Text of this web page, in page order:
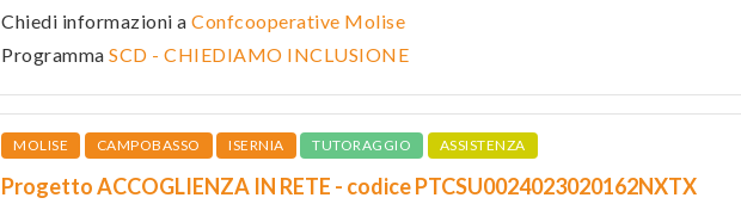
Chiedi informazioni a Confcooperative Molise
Programma SCD - CHIEDIAMO INCLUSIONE
MOLISE CAMPOBASSO ISERNIA TUTORAGGIO ASSISTENZA
Progetto ACCOGLIENZA IN RETE - codice PTCSU0024023020162NXTX